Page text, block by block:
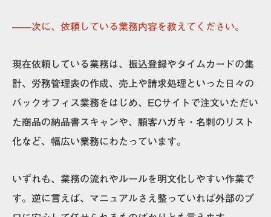
——次に、依頼している業務内容を教えてください。
現在依頼している業務は、振込登録やタイムカードの集
計、労務管理表の作成、売上や請求処理といった日々の
バックオフィス業務をはじめ、ECサイトで注文いただい
た商品の納品書スキャンや、顧客ハガキ・名刺のリスト
化など、幅広い業務にわたっています。
いずれも、業務の流れやルールを明文化しやすい作業で
す。逆に言えば、マニュアルさえ整っていれば外部のプ